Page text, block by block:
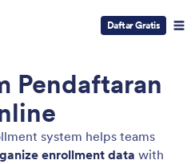
Daftar Gratis
Pendaftaran
system helps teams
enrollment data with